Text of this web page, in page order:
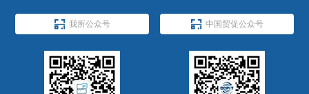
 我所公众号  中国贸促公众号